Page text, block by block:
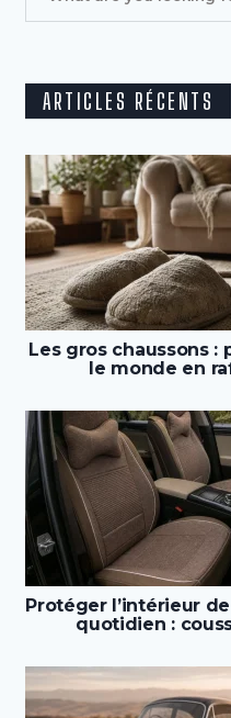
ARTICLES RÉCENTS
Les gros chaussons :
le monde en
Protéger l’intérieur
quotidien :